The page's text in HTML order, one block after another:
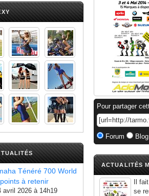
Ténéré 700 World
à retenir
avril 2026 à 14h19
Pour partager
Forum
ACTUALITÉS
Il
se